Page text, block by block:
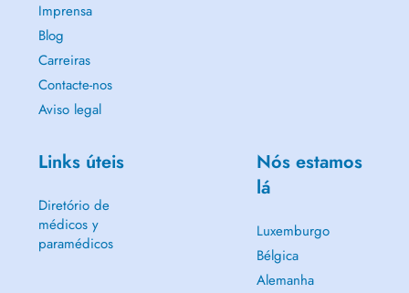
Imprensa
Blog
Carreiras
Contacte-nos
Aviso legal
Links úteis
Diretório de
médicos y
paramédicos
Nós estamos
lá
Luxemburgo
Bélgica
Alemanha